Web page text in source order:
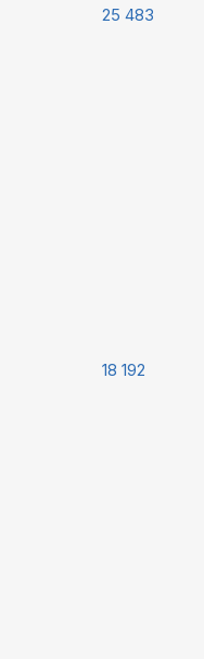
25 483
18 192